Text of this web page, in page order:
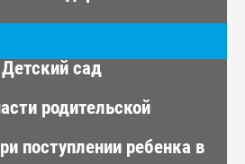
сад
родительской
поступлении ребенка в